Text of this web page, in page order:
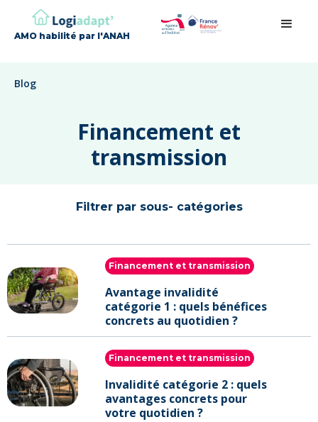
AMO habilité par l'ANAH
Blog
Financement et
transmission
Filtrer par sous- catégories
Financement et transmission
Avantage invalidité
catégorie 1 : quels bénéfices
concrets au quotidien ?
Financement et transmission
Invalidité catégorie 2 : quels
avantages concrets pour
votre quotidien ?